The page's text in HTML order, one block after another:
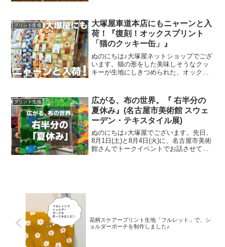
ョン。「復刻カラー３色」と「新色３
色」の全６色にて展
プリント生地
大塚屋車道本店にもニャーンと入
荷！『復刻！オックスプリント
「猫のクッキー缶」』
ぬのにちは♪大塚屋ネットショップでござ
います。猫の形をした美味しそうなクッ
キーが生地にしきつめられた、オックス
した。ご予約をくださっていましたお客
様への発送が完了し、現
プリント生地
広がる、布の世界。『 右半分の
夏休み』(名古屋市美術館 スウェ
ーデン・テキスタイル展)
ぬのにちは♪大塚屋でございます。先日、
8月1日(土)と8月4日(火)に、名古屋市美術
館さんでトークイベントでお話させてい
花柄スケアープリント生地「フルレット」で、シ
ョルダーポーチを制作しました♪